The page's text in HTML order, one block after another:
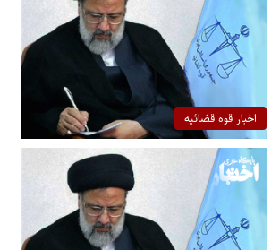
اخبار قوه قضائیه